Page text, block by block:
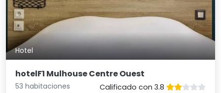
Hotel
hotelF1 Mulhouse Centre Ouest
53 habitaciones
Calificado con 3.8